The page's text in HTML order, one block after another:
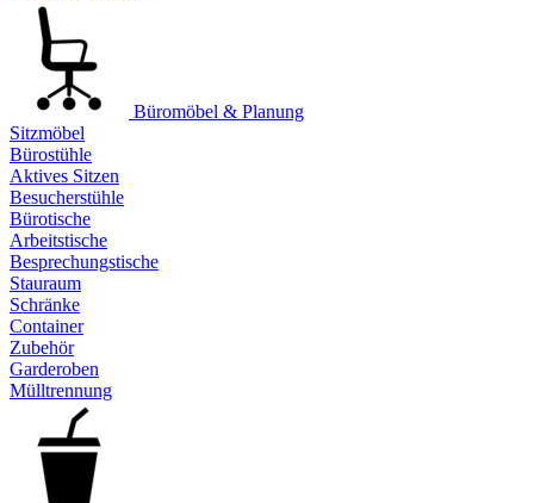
Büromöbel & Planung
Sitzmöbel
Bürostühle
Aktives Sitzen
Besucherstühle
Bürotische
Arbeitstische
Besprechungstische
Stauraum
Schränke
Container
Zubehör
Garderoben
Mülltrennung